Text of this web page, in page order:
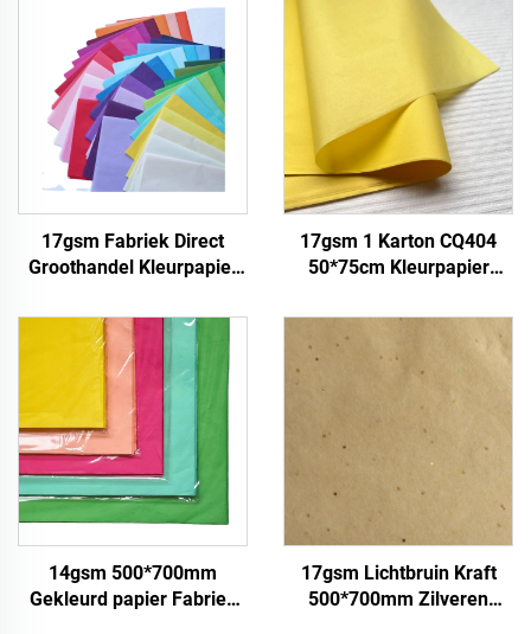
17gsm Fabriek Direct
Groothandel Kleurpapier
Verpakkingspapier voor
Kleding Schoenen
Geschenken Bloem
Tissuepapier
17gsm 1 Karton CQ404
50*75cm Kleurpapier
Geschenk Bloemen
Bloemkleding Verpakking
Gekleurd tissuepapier
14gsm 500*700mm
Gekleurd papier Fabriek
17gsm Lichtbruin Kraft
500*700mm Zilveren